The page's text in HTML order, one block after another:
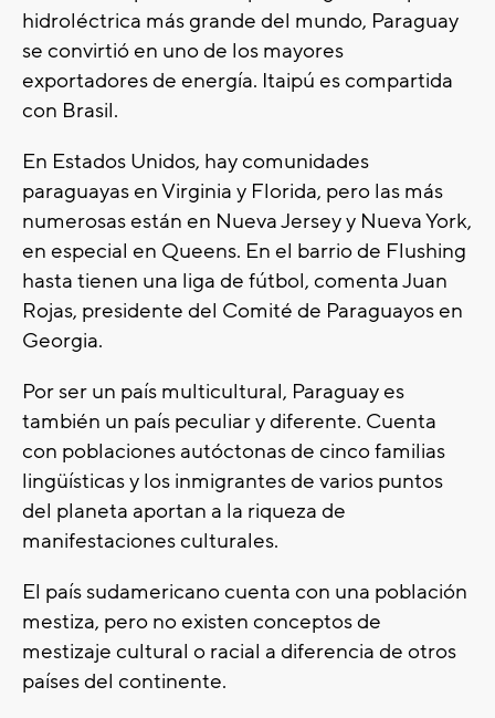
hidroléctrica más grande del mundo, Paraguay
se convirtió en uno de los mayores
exportadores de energía. Itaipú es compartida
con Brasil.
En Estados Unidos, hay comunidades
paraguayas en Virginia y Florida, pero las más
numerosas están en Nueva Jersey y Nueva York,
en especial en Queens. En el barrio de Flushing
hasta tienen una liga de fútbol, comenta Juan
Rojas, presidente del Comité de Paraguayos en
Georgia.
Por ser un país multicultural, Paraguay es
también un país peculiar y diferente. Cuenta
con poblaciones autóctonas de cinco familias
lingüísticas y los inmigrantes de varios puntos
del planeta aportan a la riqueza de
manifestaciones culturales.
El país sudamericano cuenta con una población
mestiza, pero no existen conceptos de
mestizaje cultural o racial a diferencia de otros
países del continente.